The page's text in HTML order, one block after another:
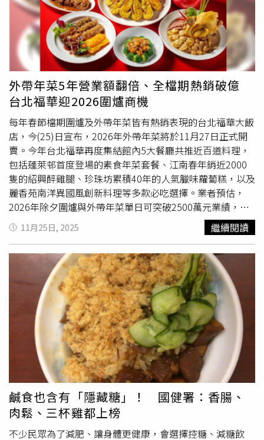
是一段能被好好享受的團圓時光。」營養師王思穎強調，只
要我們懂得在年菜中做選擇、搭配、慢慢吃，便可以好好享
受。健康不是限制，而是一種讓生活走得更長久的方式。
加至233座，平均每座位營運成本更較A320neo可再減少
11.2%，預期可藉每架次的載運人次提升降低成本並強化營
運效率。新產品部分，今年包含第一季將推出專為虎迷量身
打造的會員訂閱制「Team Tiger」，依照會員每季、雙月甚
至每月不同的搭乘頻率，可以月付方式即有機會輕鬆擁有免
費來回機票，另依不同方案可享優先報到、優先登機、優先
行李等尊榮禮遇。第二季將再推出「tigertel虎加酒」服
務，結合AI智能規劃行程，量身打造旅客機票、住宿全方位
旅遊規畫體驗。此外，為進一步突破現有航網限制，台灣虎
航也將計畫擴大以「聯航轉機合作」服務，預計第三季時旅
客可一鍵預訂組合行程，航點將可延伸至日本第二個城市甚
至澳洲。除擴大國內外多個機場的「自助報到服務」，旅客
可隨時隨地透過網路領取電子登機證，大幅節省機場排隊時
間。在機上餐點方面，也將和多個知名品牌合作，包括蟬聯
米其林必比登推薦的天下三絕、「辦桌界南霸天」美譽的阿
勇家及人氣鼎沸提供健康美味素食料理的佛光山滴水坊等多
個知名品牌合作，將推出包含「天下三絕打拋牛肉飯」嚴選
牛肉佐特製香料，鹹香微辣多層次；「阿勇家東坡肉」東坡
肉
肉質綿密、口感香甜，搭配白飯享用更呈現出濃濃的台灣
味；以及特別為素食者準備的「滴水坊如意翡翠功夫腿
飯」，預計將在2026年夏季班表開始供餐。針對企業客
戶，台灣虎航也與全球數位服務領導品牌 Edenred宜睿智
慧合作發行即享券，在滿足數位化趨勢的同時，更提供符合
ESG願景的企業福委綠色贈禮選擇。在新體驗的規劃上，台
灣虎航、台灣樂天信用卡公司及Visa 7日宣布「第二代樂虎
卡」正式亮相，不僅全新設計卡面，在卡友權益更是全面升
級，提供包含國內外消費享最高3%回饋、購票最高8折起、
尊榮優先服務等豐富多元回饋，讓每一筆消費都轉化為下一
趟旅程的動力。同時，為提升飛行時的娛樂享受，台灣虎航
宣佈第二季將導入全新「機上娛樂系統」，旅客可透過個人
行動裝置連結機上娛樂系統，即時觀賞豐富的影音內容，未
外帶年菜5年營業額翻倍、全檔期熱銷破億
台北福華迎2026圍爐商機
每年春節檔期圍爐及外帶年菜皆有熱銷表現的台北福華大飯
店，今(25)日宣布，2026年外帶年菜將於11月27日正式開
賣。今年台北福華再度集結館內5大餐廳共推近百道料理，
包括蓬萊邨首度登場的素食年菜套餐、江南春年銷近2000
隻的紹興醉雞腿、珍珠坊累積40年的人氣臘味蘿蔔糕，以及
麗香苑南洋異國風創新料理等多款必吃選擇。業者預估，
2026年除夕圍爐與外帶年菜單日可突破2500萬元業績，全
月春節檔期預計同樣能帶進億元營收。台北福華飯店餐飲部
協理鄭博修表示，台北福華推出年菜外帶40年，一直在市場
業績還在800萬元，隨著台灣人家庭結構、飲食習慣改變，
預期2026年可望翻倍帶進1600萬元。除夕夜圍爐營業額也
維持在800~900萬元，等同除夕夜單日內用和外帶商機共
2500萬元，整個春節檔期營業額能創造破億商機。他也觀
察發現，近年春節圍爐形式逐漸從大桌聚會轉向以小家庭為
主，因此在今年的外帶年菜規劃中，更著重於4至6人份量的
套餐組合，並提升人氣單點菜色的數量，選擇更為彈性；為
滿足不同世代與飲食偏好的需求，在菜色設計上也更加多
元，讓江浙功夫菜、粵式海味、經典台味與南洋香料風味能
同時出現在年夜餐桌上。台北福華飯店2026外帶年菜於11
月27日登場，5大餐廳推近百道年菜，從素食到江浙、粵式
與南洋風味齊上桌。（圖／台北福華提供）以江浙功夫菜揚
名的江南春延續傳統，以細火慢燉與傳統技法打造經典滋
11月25日, 2025 繼續閱讀
鹹食也含有「隱藏糖」！ 國健署：香腸、
肉鬆、三杯雞都上榜
不少民眾為了減肥、讓身體更健康，會選擇控糖、減糖飲